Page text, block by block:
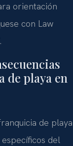
orientación
con Law
de playa en
de playa
del